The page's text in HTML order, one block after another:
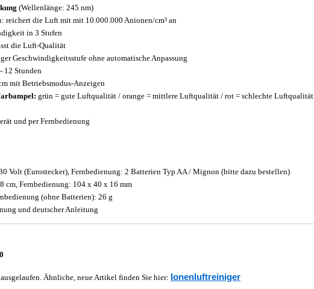
(Wellenlänge: 245 nm)
reichert die Luft mit mit 10.000.000 Anionen/cm³ an
in 3 Stufen
die Luft-Qualität
Geschwindigkeitsstufe ohne automatische Anpassung
12 Stunden
mit Betriebsmodus-Anzeigen
grün = gute Luftqualität / orange = mittlere Luftqualität / rot = schlechte Luftqualität
und per Fernbedienung
Volt (Eurostecker), Fernbedienung: 2 Batterien Typ AA / Mignon (bitte dazu bestellen)
cm, Fernbedienung: 104 x 40 x 16 mm
(ohne Batterien): 26 g
und deutscher Anleitung
Ähnliche, neue Artikel finden Sie hier: Ionenluftreiniger